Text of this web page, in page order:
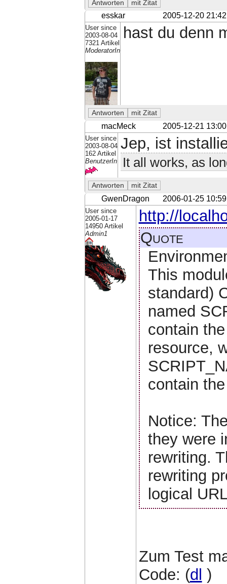
esskar 2005-12-20 21:42
User since
2003-08-04
7321 Artikel
ModeratorIn
hast du denn
macMeck 2005-12-21 13:00
User since
2003-08-04
162 Artikel
BenutzerIn
Jep, ist
It all works, as
GwenDragon 2006-01-25 10:59
User since
2005-01-17
14950 Artikel
Admin1
http://
Quote
This
standard)
named
contain
resource,
contain
Notice:
they were
rewriting.
rewriting
logical
Zum Test
Code: (dl )